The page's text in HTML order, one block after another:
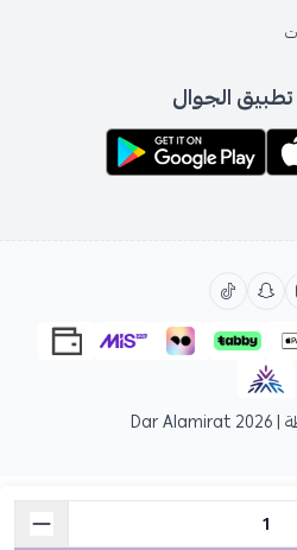
الجوال
Dar Alamirat